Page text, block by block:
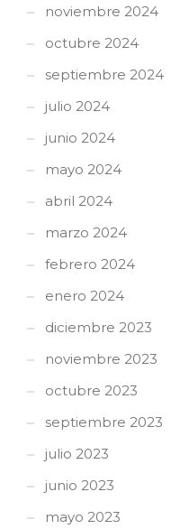
noviembre 2024
octubre 2024
septiembre 2024
julio 2024
junio 2024
mayo 2024
abril 2024
marzo 2024
febrero 2024
enero 2024
diciembre 2023
noviembre 2023
octubre 2023
septiembre 2023
julio 2023
junio 2023
mayo 2023